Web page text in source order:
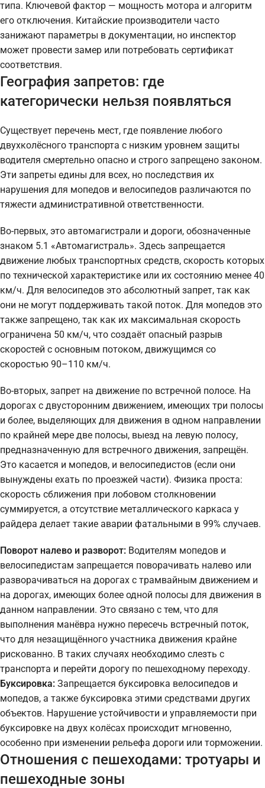
типа. Ключевой фактор — мощность мотора и алгоритм
его отключения. Китайские производители часто
занижают параметры в документации, но инспектор
может провести замер или потребовать сертификат
соответствия.
География запретов: где
категорически нельзя появляться
Существует перечень мест, где появление любого
двухколёсного транспорта с низким уровнем защиты
водителя смертельно опасно и строго запрещено законом.
Эти запреты едины для всех, но последствия их
нарушения для мопедов и велосипедов различаются по
тяжести административной ответственности.
Во-первых, это автомагистрали и дороги, обозначенные
знаком 5.1 «Автомагистраль». Здесь запрещается
движение любых транспортных средств, скорость которых
по технической характеристике или их состоянию менее 40
км/ч. Для велосипедов это абсолютный запрет, так как
они не могут поддерживать такой поток. Для мопедов это
также запрещено, так как их максимальная скорость
ограничена 50 км/ч, что создаёт опасный разрыв
скоростей с основным потоком, движущимся со
скоростью 90–110 км/ч.
Во-вторых, запрет на движение по встречной полосе. На
дорогах с двусторонним движением, имеющих три полосы
и более, выделяющих для движения в одном направлении
по крайней мере две полосы, выезд на левую полосу,
предназначенную для встречного движения, запрещён.
Это касается и мопедов, и велосипедистов (если они
вынуждены ехать по проезжей части). Физика проста:
скорость сближения при лобовом столкновении
суммируется, а отсутствие металлического каркаса у
райдера делает такие аварии фатальными в 99% случаев.
Поворот налево и разворот: Водителям мопедов и
велосипедистам запрещается поворачивать налево или
разворачиваться на дорогах с трамвайным движением и
на дорогах, имеющих более одной полосы для движения в
данном направлении. Это связано с тем, что для
выполнения манёвра нужно пересечь встречный поток,
что для незащищённого участника движения крайне
рискованно. В таких случаях необходимо слезть с
транспорта и перейти дорогу по пешеходному переходу.
Буксировка: Запрещается буксировка велосипедов и
мопедов, а также буксировка этими средствами других
объектов. Нарушение устойчивости и управляемости при
буксировке на двух колёсах происходит мгновенно,
особенно при изменении рельефа дороги или торможении.
Отношения с пешеходами: тротуары и
пешеходные зоны